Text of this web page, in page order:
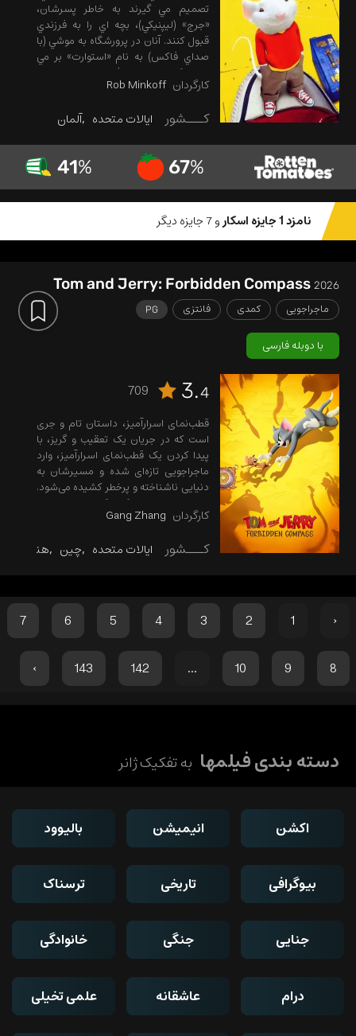
تصميم مي گيرند به خاطر پسرشان،
«جرج» (ليپنيکي)، بچه اي را به فرزندي
قبول کنند. آنان در پرورشگاه به موشي (با
صداي فاکس) به نام «استوارت» بر مي
خورند که مي تواند حرف بزند، راست راست
راه برود، لباس تنش کند و تقريبا هر کاري
کارگردان Rob Minkoff
کـــشور ایالات متحده آلمان
67%
41%
نامزد 1 جایزه اسکار و 7 جایزه دیگر
Tom and Jerry: Forbidden Compass2026
ماجراجویی کمدی فانتزی PG
با دوبله فارسی
3.4
709
قطب‌نمای اسرارآمیز، داستان تام و جری
است که در جریان یک تعقیب و گریز، با
پیدا کردن یک قطب‌نمای اسرارآمیز، وارد
ماجراجویی تازه‌ای شده و مسیرشان به
دنیایی ناشناخته و پرخطر کشیده می‌شود.
حالا باید با هم همکاری کرده تا راهی برای
بازگشت به خانه پیدا کنند.
کارگردان Gang Zhang
کـــشور ایالات متحده چین هند
‹
1
2
3
4
5
6
7
8
9
10
...
142
143
›
دسته بندی فیلمها به تفکیک ژانر
اکشن انیمیشن بالیوود
بیوگرافی تاریخی ترسناک
جنایی جنگی خانوادگی
درام عاشقانه علمی تخیلی